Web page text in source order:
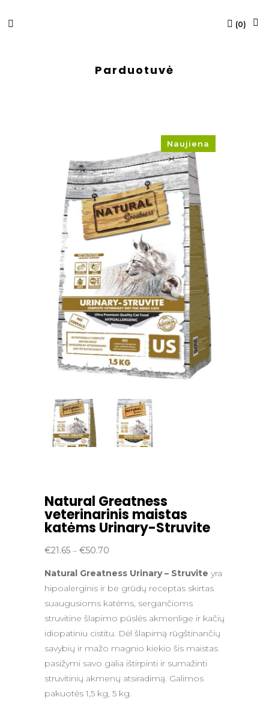
(0)
Parduotuvė
Naujiena
Natural Greatness
veterinarinis maistas
katėms Urinary-Struvite
€21.65 – €50.70
€21.65
through
€50.70
Natural Greatness Urinary – Struvite yra
hipoalerginis ir be grūdų receptas skirtas
suaugusioms katėms, sergančioms
struvitine šlapimo pūslės akmenlige ir kačių
idiopatiniu cistitu. Dėl šlapimą rūgštinančių
savybių ir mažo magnio kiekio šis maistas
pasižymi savo galia ištirpinti ir sumažinti
struvitinių akmenų atsiradimą. Galimos
pakuotės 1,5 kg, 5 kg.